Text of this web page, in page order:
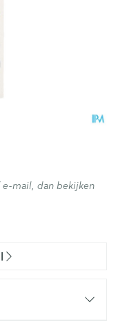
mail, dan bekijken